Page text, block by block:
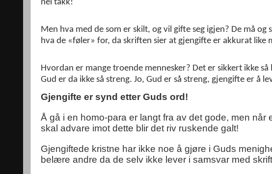
nei takk!
Men hva med de som er skilt, og vil gifte seg igjen? De må
hva de «føler» for, da skriften sier at gjengifte er akkurat like
Hvordan er mange troende mennesker? Det er sikkert ikke
Gud er da ikke så streng. Jo, Gud er så streng, gjengifte er å
Gjengifte er synd etter Guds ord!
Å gå i en homo-para er langt fra av det gode, men
skal advare imot dette blir det riv ruskende galt!
Gjengiftede kristne har ikke noe å gjøre i Guds
belære andre da de selv ikke lever i samsvar med